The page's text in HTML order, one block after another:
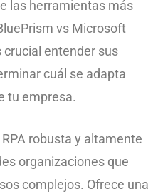
las herramientas más
vs Microsoft
crucial entender sus
cuál se adapta
tu empresa.
robusta y altamente
organizaciones que
complejos. Ofrece una